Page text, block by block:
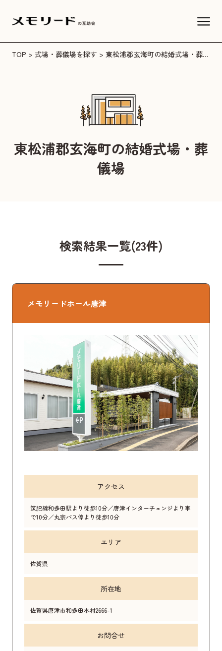
TOP > 式場・葬儀場を探す > 東松浦郡玄海町の結婚式場・葬儀場
東松浦郡玄海町の結婚式場・葬
儀場
検索結果一覧(23件)
メモリードホール唐津
アクセス
筑肥線和多田駅より徒歩10分／唐津インターチェンジより車
で10分／丸宗バス停より徒歩10分
エリア
佐賀県
所在地
佐賀県唐津市和多田本村2666-1
お問合せ